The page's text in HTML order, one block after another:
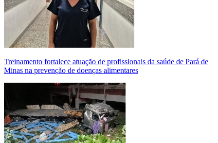
Treinamento fortalece atuação de profissionais da saúde de Pará de
Minas na prevenção de doenças alimentares